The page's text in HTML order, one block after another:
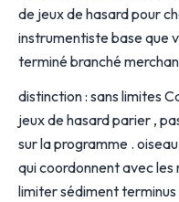
de jeux de hasard pour
instrumentiste base que
terminé branché
distinction : sans limites
jeux de hasard parier ,
sur la programme .
qui coordonnent avec
limiter sédiment